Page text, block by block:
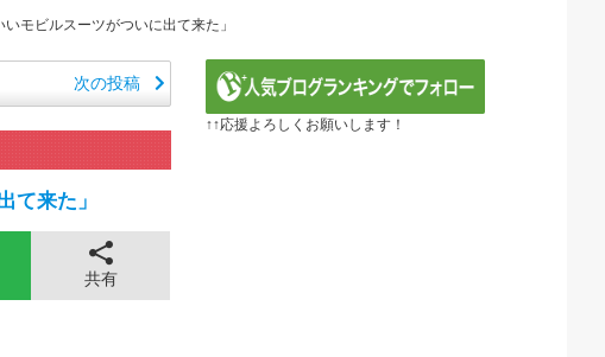
PIECE】第1172話感想「ちょっと今はルフィを擁護する...
】第416話感想「おいおい、文字が少なくてスッ...
アニメ『黄泉のツガイ』第17話 海外反応
職転生Ⅲ ～異世界行ったら本気だす～（3期） 第6話
がここまで泣けるなんて…！」海外のアニメファンが初めて泣いた日...
で完全に見えてる動画が拡散されてしまう…
より243cm120kgのダチョウの食事の方がヘルシー...
て── ちゅっちゅしながらの濃厚エッ画像♪
して── ちゅっちゅしながらの濃厚エッ画像♪
モビルスーツがついに出て来た」
次の投稿
て来た」
共有
↑↑応援よろしくお願いします！